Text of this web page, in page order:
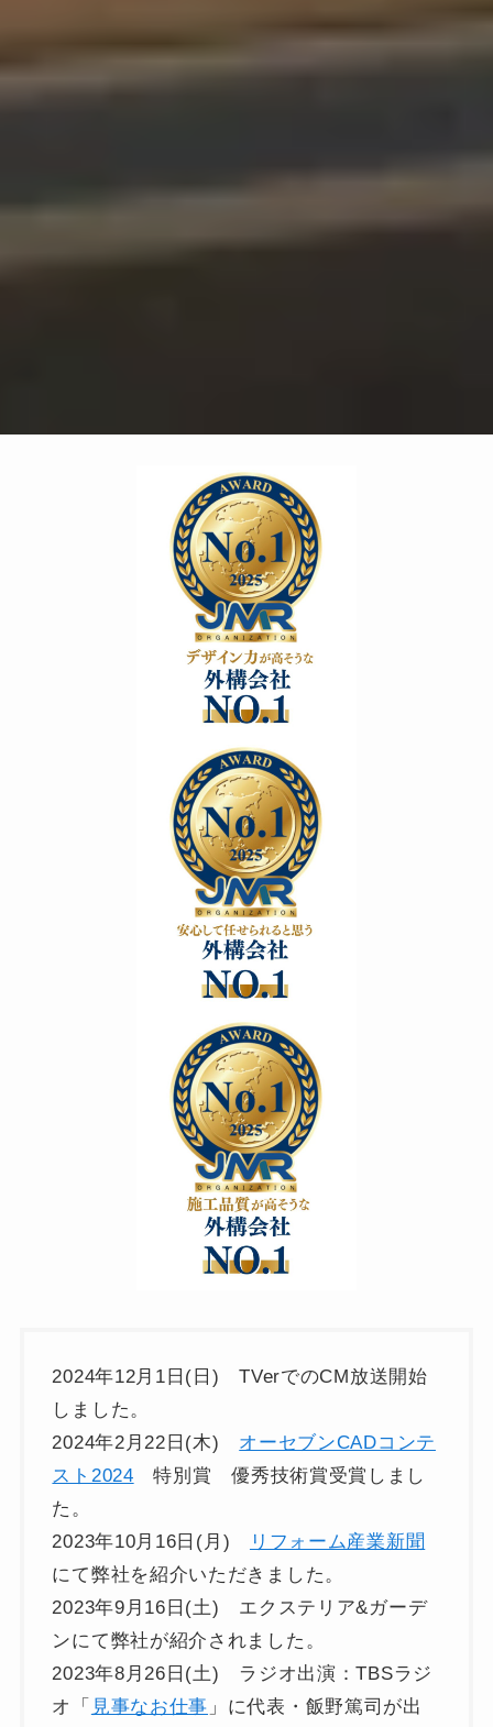
2024年12月1日(日) TVerでのCM放送開始
しました。
2024年2月22日(木) オーセブンCADコンテ
スト2024 特別賞 優秀技術賞受賞しまし
た。
2023年10月16日(月)
リフォーム産業新聞
にて弊社を紹介いただきました。
2023年9月16日(土) エクステリア&ガーデ
ンにて弊社が紹介されました。
2023年8月26日(土) ラジオ出演：TBSラジ
オ「 見事なお仕事 」に代表・飯野篤司が出